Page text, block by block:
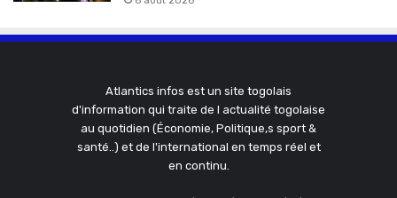
Atlantics infos est un site togolais
d'information qui traite de l actualité togolaise
au quotidien (Économie, Politique,s sport &
santé..) et de l'international en temps réel et
en continu.